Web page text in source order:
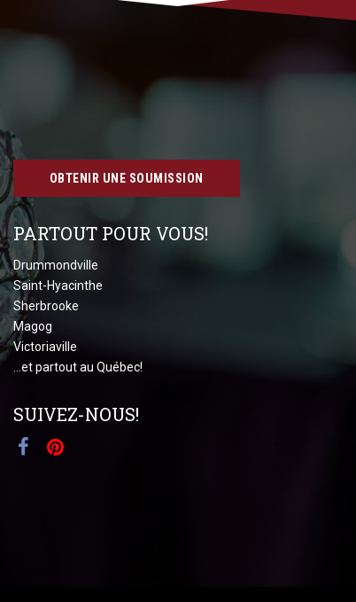
OBTENIR UNE SOUMISSION
PARTOUT POUR VOUS!
Drummondville
Saint-Hyacinthe
Sherbrooke
Magog
Victoriaville
...et partout au Québec!
SUIVEZ-NOUS!